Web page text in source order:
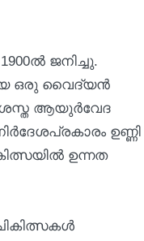
ജനിച്ചു.
ഒരു വൈദ്യൻ
ആയുർവേദ
ഉണ്ണി
ഉന്നത